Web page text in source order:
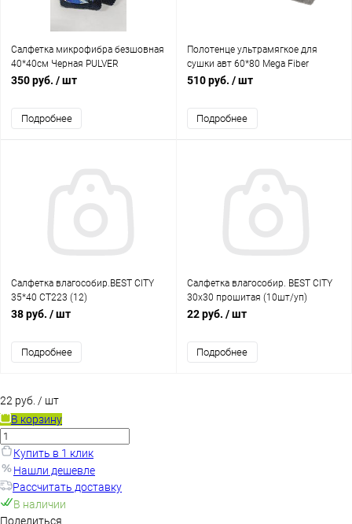
Салфетка микрофибра безшовная
40*40см Черная PULVER
350 руб. / шт
Подробнее
Полотенце ультрамягкое для
сушки авт 60*80 Mega Fiber
SMART OPEN 1шт
510 руб. / шт
Подробнее
Салфетка влагособир.BEST CITY
35*40 СТ223 (12)
38 руб. / шт
Подробнее
Салфетка влагособир. BEST CITY
30x30 прошитая (10шт/уп)
[норм.уп. 200/10]
22 руб. / шт
Подробнее
22 руб. / шт
В корзину
Купить в 1 клик
Нашли дешевле
Рассчитать доставку
В наличии
Поделиться